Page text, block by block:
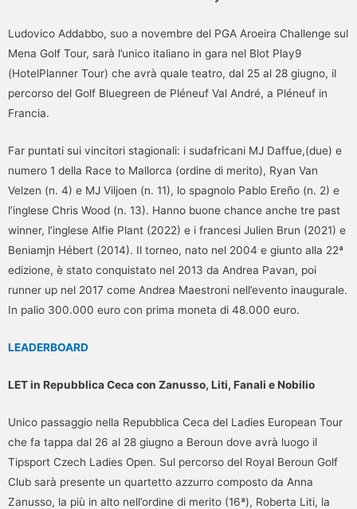
Ludovico Addabbo, suo a novembre del PGA Aroeira Challenge sul
Mena Golf Tour, sarà l’unico italiano in gara nel Blot Play9
(HotelPlanner Tour) che avrà quale teatro, dal 25 al 28 giugno, il
percorso del Golf Bluegreen de Pléneuf Val André, a Pléneuf in
Francia.
Far puntati sui vincitori stagionali: i sudafricani MJ Daffue,(due) e
numero 1 della Race to Mallorca (ordine di merito), Ryan Van
Velzen (n. 4) e MJ Viljoen (n. 11), lo spagnolo Pablo Ereño (n. 2) e
l’inglese Chris Wood (n. 13). Hanno buone chance anche tre past
winner, l’inglese Alfie Plant (2022) e i francesi Julien Brun (2021) e
Beniamjn Hébert (2014). Il torneo, nato nel 2004 e giunto alla 22ª
edizione, è stato conquistato nel 2013 da Andrea Pavan, poi
runner up nel 2017 come Andrea Maestroni nell’evento inaugurale.
In palio 300.000 euro con prima moneta di 48.000 euro.
LEADERBOARD
LET in Repubblica Ceca con Zanusso, Liti, Fanali e Nobilio
Unico passaggio nella Repubblica Ceca del Ladies European Tour
che fa tappa dal 26 al 28 giugno a Beroun dove avrà luogo il
Tipsport Czech Ladies Open. Sul percorso del Royal Beroun Golf
Club sarà presente un quartetto azzurro composto da Anna
Zanusso, la più in alto nell’ordine di merito (16ª), Roberta Liti, la